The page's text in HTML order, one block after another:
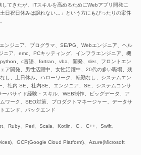
してきたが、ITスキルを高めるためにWebアプリ開発に
日祝日休みは譲れない…」という方にもぴったりの案件
ンジニア、プログラマ、SE/PG、Webエンジニア、ヘル
ニア、emc、PCキッティング、インフラエンジニア、機
、c言語、fortran、vba、開発、sler、フロントエン
ア開発、男性活躍中、女性活躍中、20代の多い職場、残
し、土日休み、ハローワーク、転勤なし、システムエン
、社内 SE、社内SE、エンジニア、SE、システムコンサ
バサイド経験・スキル、WEB制作、ビッグデータ、ア
ワーク、SEO対策、プロダクトマネージャー、データサ
エンド、バックエンド
、Ruby、Perl、Scala、Kotlin、C 、C++、Swift、
、GCP(Google Cloud Platform)、Azure(Microsoft